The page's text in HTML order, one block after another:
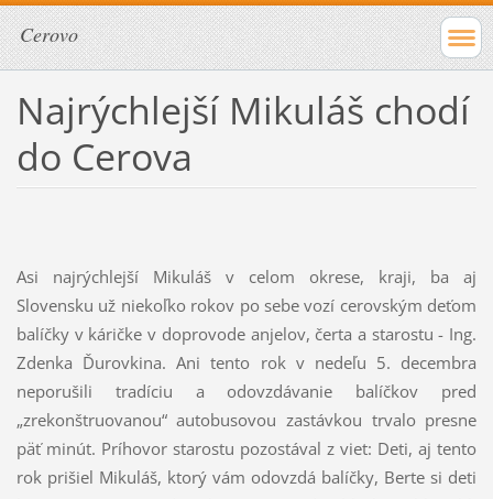
Cerovo
Najrýchlejší Mikuláš chodí
do Cerova
Asi najrýchlejší Mikuláš v celom okrese, kraji, ba aj
Slovensku už niekoľko rokov po sebe vozí cerovským deťom
balíčky v káričke v doprovode anjelov, čerta a starostu - Ing.
Zdenka Ďurovkina. Ani tento rok v nedeľu 5. decembra
neporušili tradíciu a odovzdávanie balíčkov pred
„zrekonštruovanou“ autobusovou zastávkou trvalo presne
päť minút. Príhovor starostu pozostával z viet: Deti, aj tento
rok prišiel Mikuláš, ktorý vám odovzdá balíčky, Berte si deti